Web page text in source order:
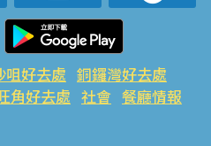
咀好去處 銅鑼灣好去處
角好去處 社會 餐廳情報